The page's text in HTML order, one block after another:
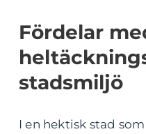
Fördelar
stadsmiljö
I en hektisk stad